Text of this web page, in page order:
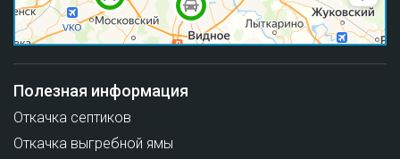
Полезная информация
Откачка септиков
Откачка выгребной ямы